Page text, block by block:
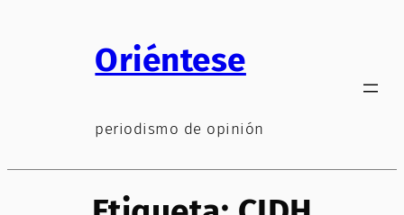
Oriéntese
periodismo de opinión